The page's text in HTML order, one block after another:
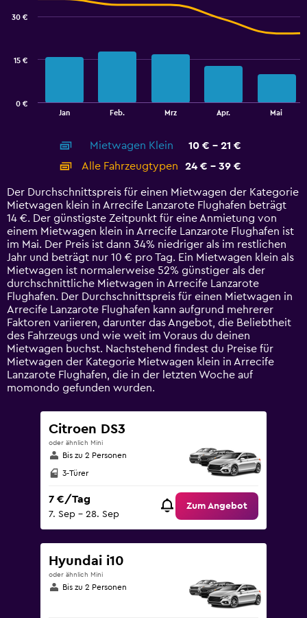
11.2.
categories.
14
categories.
The
chart
has
1
Y
axis
displaying
values.
Range:
0
to
45.
Jan Feb. Mrz Apr. Mai
0 €
15 €
30 €
End
Mietwagen Klein
10 € - 21 €
Alle Fahrzeugtypen
24 € - 39 €
Der Durchschnittspreis für einen Mietwagen der Kategorie
Mietwagen klein in Arrecife Lanzarote Flughafen beträgt
14 €. Der günstigste Zeitpunkt für eine Anmietung von
einem Mietwagen klein in Arrecife Lanzarote Flughafen ist
im Mai. Der Preis ist dann 34% niedriger als im restlichen
Jahr und beträgt nur 10 € pro Tag. Ein Mietwagen klein als
Mietwagen ist normalerweise 52% günstiger als der
durchschnittliche Mietwagen in Arrecife Lanzarote
Flughafen. Der Durchschnittspreis für einen Mietwagen in
Arrecife Lanzarote Flughafen kann aufgrund mehrerer
Faktoren variieren, darunter das Angebot, die Beliebtheit
des Fahrzeugs und wie weit im Voraus du deinen
Mietwagen buchst. Nachstehend findest du Preise für
Mietwagen der Kategorie Mietwagen klein in Arrecife
Lanzarote Flughafen, die in der letzten Woche auf
momondo gefunden wurden.
Citroen DS3
oder ähnlich Mini
Bis zu 2 Personen
3-Türer
7 €/Tag
7. Sep – 28. Sep
Zum Angebot
Hyundai i10
oder ähnlich Mini
Bis zu 2 Personen